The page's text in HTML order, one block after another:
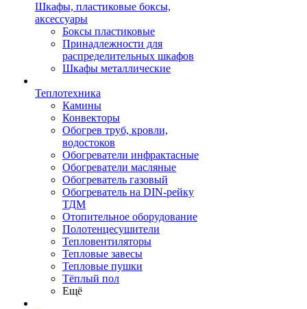
Шкафы, пластиковые боксы,
аксессуары
Боксы пластиковые
Принадлежности для
распределительных шкафов
Шкафы металлические
Теплотехника
Камины
Конвекторы
Обогрев труб, кровли,
водостоков
Обогреватели инфрактасные
Обогреватели масляные
Обогреватель газовый
Обогреватель на DIN-рейку
ТДМ
Отопительное оборудование
Полотенцесушители
Тепловентиляторы
Тепловые завесы
Тепловые пушки
Тёплый пол
Ещё